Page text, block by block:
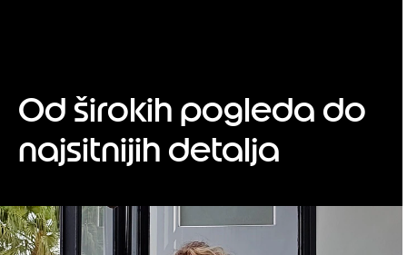
Od širokih pogleda do
najsitnijih detalja
I
t
e